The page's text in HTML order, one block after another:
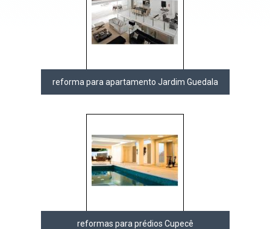
reforma para apartamento Jardim Guedala
reformas para prédios Cupecê